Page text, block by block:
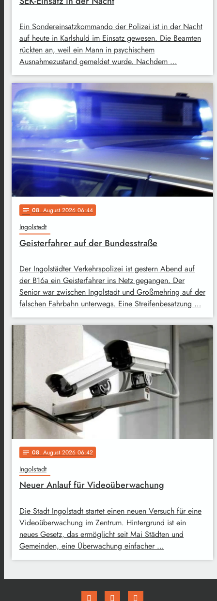
Ein Sondereinsatzkommando der Polizei ist in der Nacht
auf heute in Karlshuld im Einsatz gewesen. Die Beamten
rückten an, weil ein Mann in psychischem
Ausnahmezustand gemeldet wurde. Nachdem …
notes 08. August 2026 06:44
Ingolstadt
Geisterfahrer auf der Bundesstraße
Der Ingolstädter Verkehrspolizei ist gestern Abend auf
der B16a ein Geisterfahrer ins Netz gegangen. Der
Senior war zwischen Ingolstadt und Großmehring auf der
falschen Fahrbahn unterwegs. Eine Streifenbesatzung …
notes 08. August 2026 06:42
Ingolstadt
Neuer Anlauf für Videoüberwachung
Die Stadt Ingolstadt startet einen neuen Versuch für eine
Videoüberwachung im Zentrum. Hintergrund ist ein
neues Gesetz, das ermöglicht seit Mai Städten und
Gemeinden, eine Überwachung einfacher …